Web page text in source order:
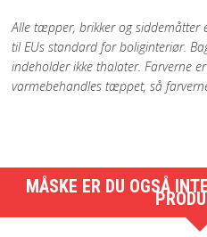
Alle tæpper, brikker og siddemåtter
til EUs standard for boliginteriør.
indeholder ikke thalater. Farverne
varmebehandles tæppet, så
MÅSKE ER DU OGSÅ